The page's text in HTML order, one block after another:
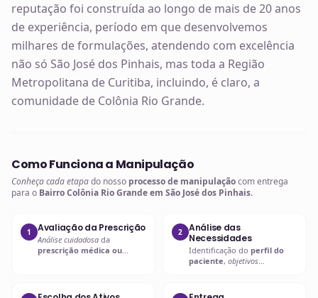
reputação foi construída ao longo de mais de 20 anos
de experiência, período em que desenvolvemos
milhares de formulações, atendendo com excelência
não só São José dos Pinhais, mas toda a Região
Metropolitana de Curitiba, incluindo, é claro, a
comunidade de Colônia Rio Grande.
Como Funciona a Manipulação
Conheça cada etapado nosso processo de manipulaçãocom entrega
para o Bairro Colônia Rio Grande em São José dos Pinhais.
1 Avaliação da Prescrição
Análise cuidadosa da
prescrição médica ou
2
Análise das
Necessidades
Identificação do perfil do
paciente, objetivos